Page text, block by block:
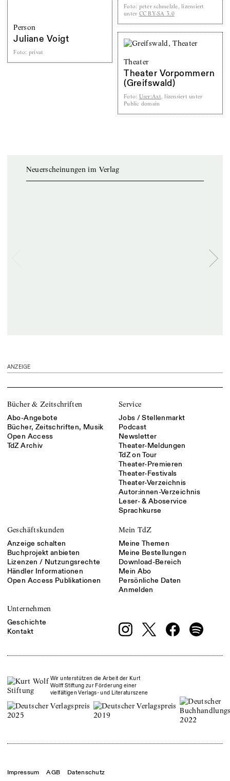
Person
Juliane Voigt
Foto: privat
Foto: peter schmelzle, lizensiert
unter CC BY-SA 3.0
Theater
Theater Vorpommern
(Greifswald)
Foto: User:Axt, lizensiert unter
Public domain
Neuerscheinungen im Verlag
ANZEIGE
Bücher & Zeitschriften
Abo-Angebote
Bücher, Zeitschriften, Musik
Open Access
TdZ Archiv
Service
Jobs / Stellenmarkt
Podcast
Newsletter
Theater-Meldungen
TdZ on Tour
Theater-Premieren
Theater-Festivals
Theater-Verzeichnis
Autor:innen-Verzeichnis
Leser- & Aboservice
Sprachkurse
Geschäftskunden
Anzeige schalten
Buchprojekt anbieten
Lizenzen / Nutzungsrechte
Händler Informationen
Open Access Publikationen
Mein TdZ
Meine Themen
Meine Bestellungen
Download-Bereich
Mein Abo
Persönliche Daten
Anmelden
Unternehmen
Geschichte
Kontakt
Wir unterstützen die Arbeit der Kurt
Wolff Stiftung zur Förderung einer
vielfältigen Verlags- und Literaturszene
Impressum AGB Datenschutz